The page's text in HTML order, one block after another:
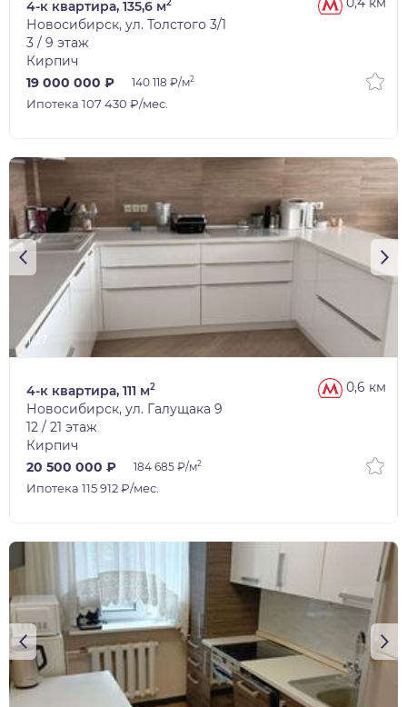
4-к квартира, 135,6 м2
Новосибирск, ул. Толстого 3/1
3 / 9 этаж
Кирпич
19 000 000 ₽
140 118 ₽/м2
Ипотека 107 430 ₽/мес.
1/27
0,6 км
4-к квартира, 111 м2
Новосибирск, ул. Галущака 9
12 / 21 этаж
Кирпич
20 500 000 ₽
184 685 ₽/м2
Ипотека 115 912 ₽/мес.